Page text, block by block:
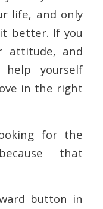
life, and only
better. If you
attitude, and
yourself
in the right
for the
that
button in